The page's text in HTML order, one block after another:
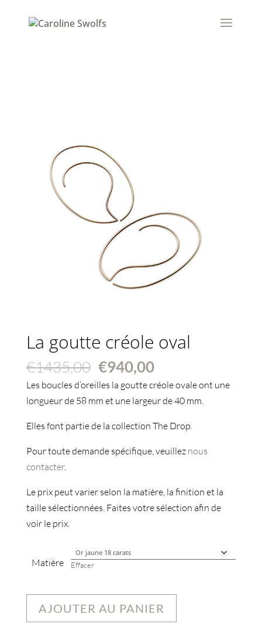
La goutte créole oval
€1435,00 Le
prix
initial
€1435,00.
€940,00Le
prix
actuel
€940,00.
Les boucles d’oreilles la goutte créole ovale ont une
longueur de 58 mm et une largeur de 40 mm.
Elles font partie de la collection The Drop.
Pour toute demande spécifique, veuillez nous
contacter.
Le prix peut varier selon la matière, la finition et la
taille sélectionnées. Faites votre sélection afin de
voir le prix.
Matière Effacer
AJOUTER AU PANIER